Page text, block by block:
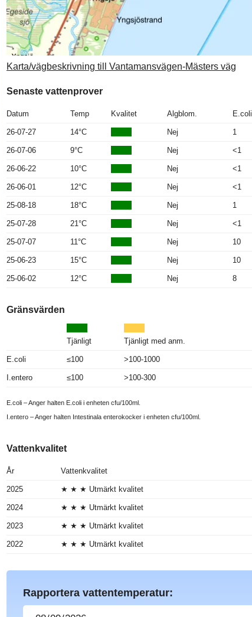
Karta/vägbeskrivning till Vantamansvägen-Mästers väg
Senaste vattenprover
Datum Temp Kvalitet Algblom. E.coli
26-07-27 14°C Nej 1
26-07-06 9°C Nej <1
26-06-22 10°C Nej <1
26-06-01 12°C Nej <1
25-08-18 18°C Nej 1
25-07-28 21°C Nej <1
25-07-07 11°C Nej 10
25-06-23 15°C Nej 10
25-06-02 12°C Nej 8
Gränsvärden
Tjänligt Tjänligt med anm.
E.coli ≤100 >100-1000
I.entero ≤100 >100-300
E.coli – Anger halten E.coli i enheten cfu/100ml.
I.entero – Anger halten Intestinala enterokocker i enheten cfu/100ml.
Vattenkvalitet
År Vattenkvalitet
2025 ★ ★ ★ Utmärkt kvalitet
2024 ★ ★ ★ Utmärkt kvalitet
2023 ★ ★ ★ Utmärkt kvalitet
2022 ★ ★ ★ Utmärkt kvalitet
Rapportera vattentemperatur: